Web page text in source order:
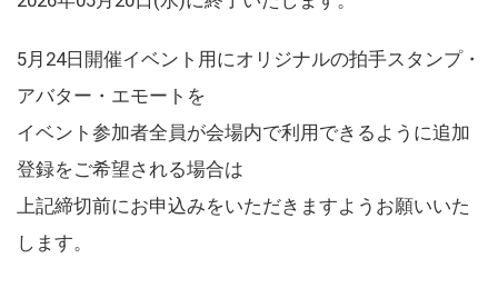
5月24日開催イベント用にオリジナルの拍手スタンプ・
アバター・エモートを
イベント参加者全員が会場内で利用できるように追加
登録をご希望される場合は
上記締切前にお申込みをいただきますようお願いいた
します。